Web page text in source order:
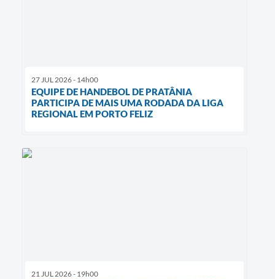
27 JUL 2026 - 14h00
EQUIPE DE HANDEBOL DE PRATÂNIA
PARTICIPA DE MAIS UMA RODADA DA LIGA
REGIONAL EM PORTO FELIZ
21 JUL 2026 - 19h00